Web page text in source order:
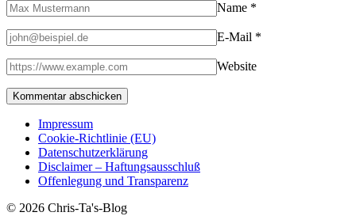
Name *
E-Mail *
Website
Impressum
Cookie-Richtlinie (EU)
Datenschutzerklärung
Disclaimer – Haftungsausschluß
Offenlegung und Transparenz
© 2026 Chris-Ta's-Blog